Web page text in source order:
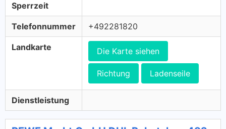
Sperrzeit
Telefonnummer +492281820
Landkarte Die Karte siehen
Richtung Ladenseile
Dienstleistung